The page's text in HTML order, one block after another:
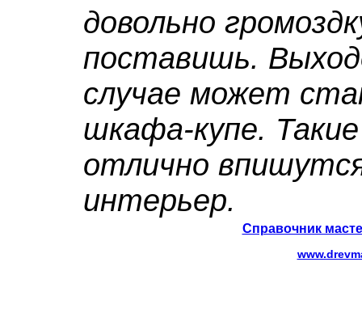
довольно
поставишь.
случае может
шкафа-купе.
отлично
интерьер.
Справочник